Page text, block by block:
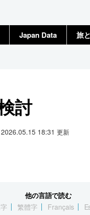
Japan Data 旅
討
18:31 更新
他の言語で読む
繁體字 Français